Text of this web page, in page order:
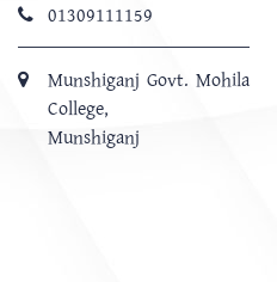
01309111159
Munshiganj Govt. Mohila
College,
Munshiganj